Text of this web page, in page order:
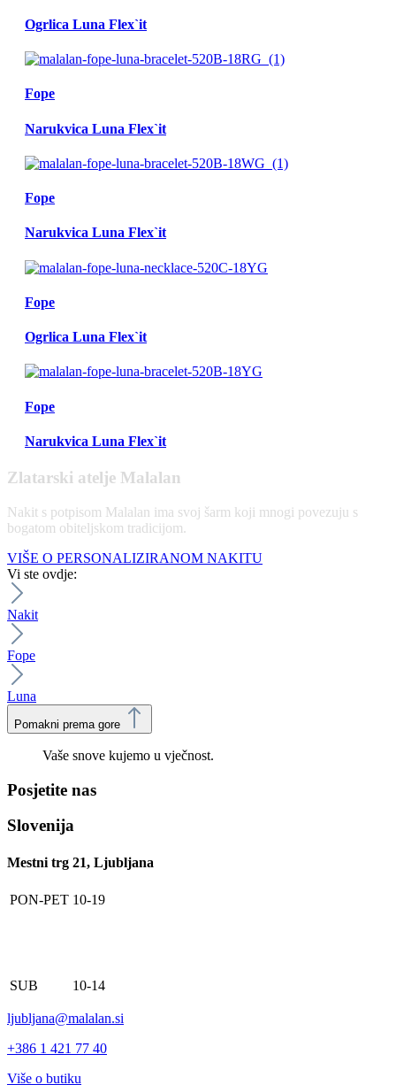
Ogrlica Luna Flex`it
Fope
Narukvica Luna Flex`it
Fope
Narukvica Luna Flex`it
Fope
Ogrlica Luna Flex`it
Fope
Narukvica Luna Flex`it
Zlatarski atelje Malalan
Nakit s potpisom Malalan ima svoj šarm koji mnogi povezuju s
bogatom obiteljskom tradicijom.
VIŠE O PERSONALIZIRANOM NAKITU
Vi ste ovdje:
Nakit
Fope
Luna
Pomakni prema gore
Vaše snove kujemo u vječnost.
Posjetite nas
Slovenija
Mestni trg 21, Ljubljana
PON-PET 10-19
SUB 10-14
ljubljana@malalan.si
+386 1 421 77 40
Više o butiku